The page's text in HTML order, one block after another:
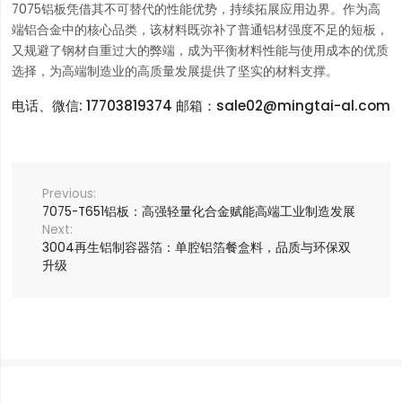
7075铝板凭借其不可替代的性能优势，持续拓展应用边界。作为高
端铝合金中的核心品类，该材料既弥补了普通铝材强度不足的短板，
又规避了钢材自重过大的弊端，成为平衡材料性能与使用成本的优质
选择，为高端制造业的高质量发展提供了坚实的材料支撑。
电话、微信: 17703819374 邮箱：sale02@mingtai-al.com
7075-T651铝板：高强轻量化合金赋能高端工业制造发展
3004再生铝制容器箔：单腔铝箔餐盒料，品质与环保双
升级